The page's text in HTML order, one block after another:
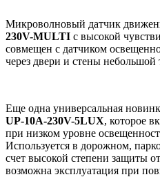
Микроволновый датчик
230V-MULTI с высокой
совмещен с датчиком
через двери и стены
Еще одна универсальная
UP-10A-230V-5LUX, которое
при низком уровне
Используется в дорожном,
счет высокой степени защиты
возможна эксплуатация при